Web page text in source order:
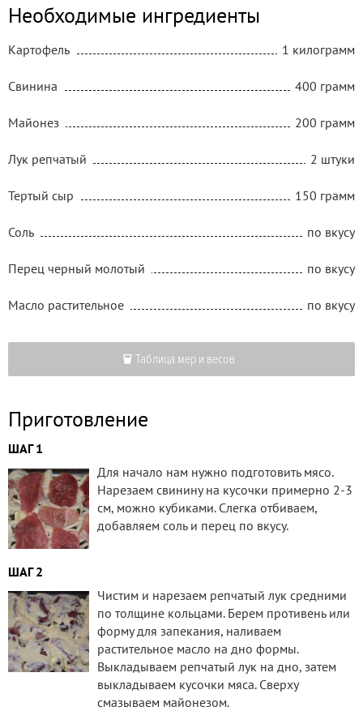
Необходимые ингредиенты
Картофель 1 килограмм
Свинина 400 грамм
Майонез 200 грамм
Лук репчатый 2 штуки
Тертый сыр 150 грамм
Соль по вкусу
Перец черный молотый по вкусу
Масло растительное по вкусу
Таблица мер и весов
Приготовление
ШАГ 1
Для начало нам нужно подготовить мясо.
Нарезаем свинину на кусочки примерно 2-3
см, можно кубиками. Слегка отбиваем,
добавляем соль и перец по вкусу.
ШАГ 2
Чистим и нарезаем репчатый лук средними
по толщине кольцами. Берем противень или
форму для запекания, наливаем
растительное масло на дно формы.
Выкладываем репчатый лук на дно, затем
выкладываем кусочки мяса. Сверху
смазываем майонезом.